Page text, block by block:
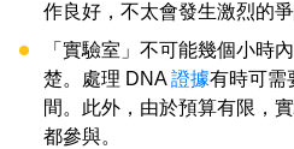
作良好，不太會發生激烈的爭
「實驗室」不可能幾個小時
楚。處理 DNA證據有時可需
間。此外，由於預算有限，
都參與。